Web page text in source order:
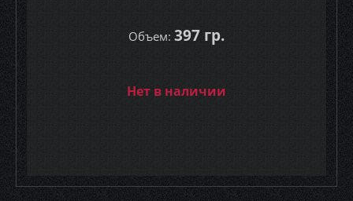
Объем: 397 гр.
Нет в наличии